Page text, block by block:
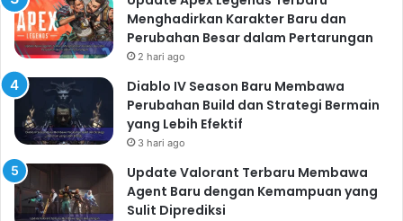
menarik akan membuat Anda terus bermain dan
terhibur. Beberapa game bahkan menawarkan
elemen-elemen gameplay yang benar-benar gila dan
tak terduga!
Game Eksklusif Konsol
Tentu saja, setiap platform konsol akan memiliki game
eksklusif yang sangat dinantikan. PlayStation, Xbox,
dan Nintendo akan merilis game-game yang hanya
dapat dimainkan di platform mereka. Ini akan menjadi
Menghadirkan Karakter Baru dan
Perubahan Besar dalam Pertarungan
2 hari ago
Diablo IV Season Baru Membawa
Perubahan Build dan Strategi Bermain
yang Lebih Efektif
3 hari ago
Update Valorant Terbaru Membawa
Agent Baru dengan Kemampuan yang
Sulit Diprediksi